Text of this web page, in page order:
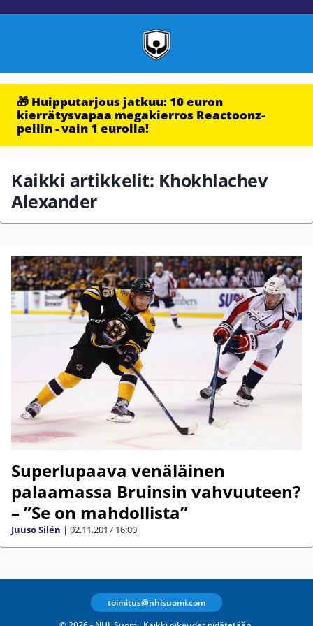
🎁 Huipputarjous jatkuu: 10 euron
kierrätysvapaa megakierros Reactoonz-
peliin - vain 1 eurolla!
Kaikki artikkelit: Khokhlachev
Alexander
Superlupaava venäläinen
palaamassa Bruinsin vahvuuteen?
– ”Se on mahdollista”
Juuso Silén | 02.11.2017 16:00
toimitus@nhlsuomi.com